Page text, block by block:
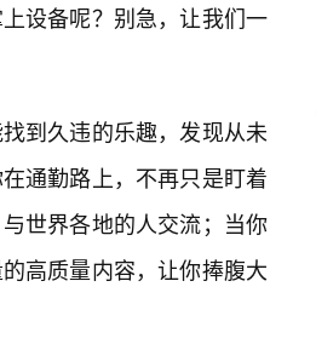
设备呢？别急，让我们一
到久违的乐趣，发现从未
通勤路上，不再只是盯着
世界各地的人交流；当你
高质量内容，让你捧腹大